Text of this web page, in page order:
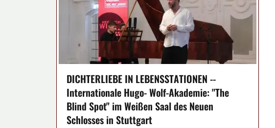
DICHTERLIEBE IN LEBENSSTATIONEN --
Internationale Hugo- Wolf-Akademie: "The
Blind Spot" im Weißen Saal des Neuen
Schlosses in Stuttgart